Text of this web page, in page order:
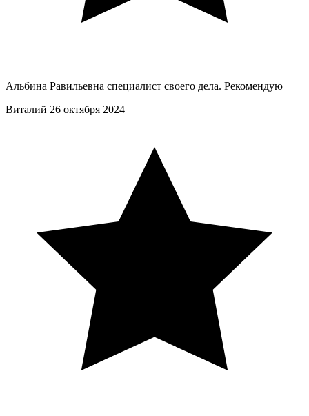
Альбина Равильевна специалист своего дела. Рекомендую
Виталий 26 октября 2024